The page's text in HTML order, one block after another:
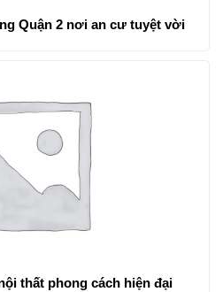
Quận 2 nơi an cư tuyệt vời
thất phong cách hiện đại